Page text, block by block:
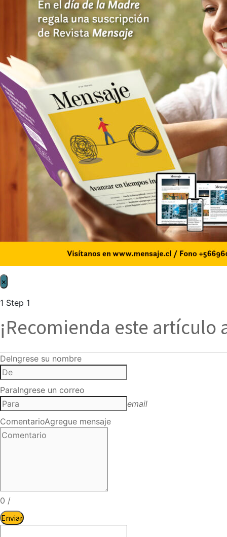
×
1 Step 1
¡Recomienda este artículo
DeIngrese su nombre
ParaIngrese un correo
email
ComentarioAgregue mensaje
0 /
Enviar